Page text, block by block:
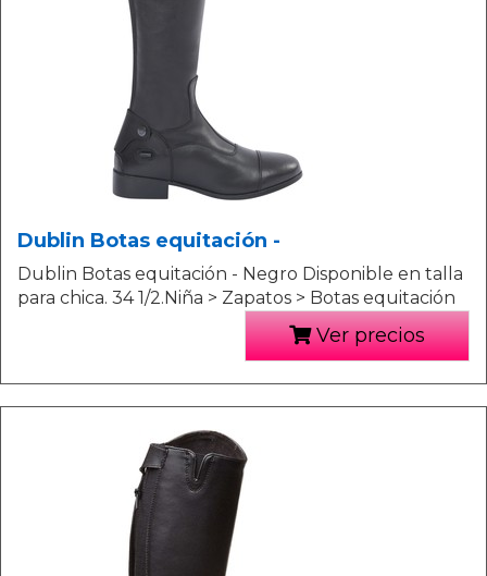
Dublin Botas equitación -
Dublin Botas equitación - Negro Disponible en talla
para chica. 34 1/2.Niña > Zapatos > Botas equitación
Ver precios